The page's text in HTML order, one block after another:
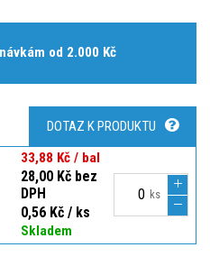
od 2.000 Kč
DOTAZ K PRODUKTU
33,88 Kč / bal
28,00 Kč bez
DPH
0,56 Kč / ks
Skladem
ks